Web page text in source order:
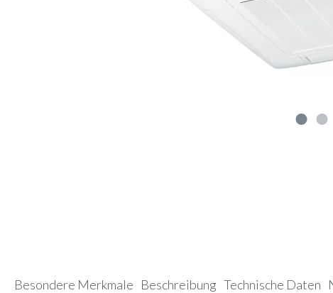
Besondere Merkmale Beschreibung Technische Daten